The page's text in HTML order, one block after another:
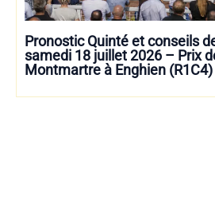
Pronostic Quinté et conseils
samedi 18 juillet 2026 – Prix
Montmartre à Enghien (R1C4)